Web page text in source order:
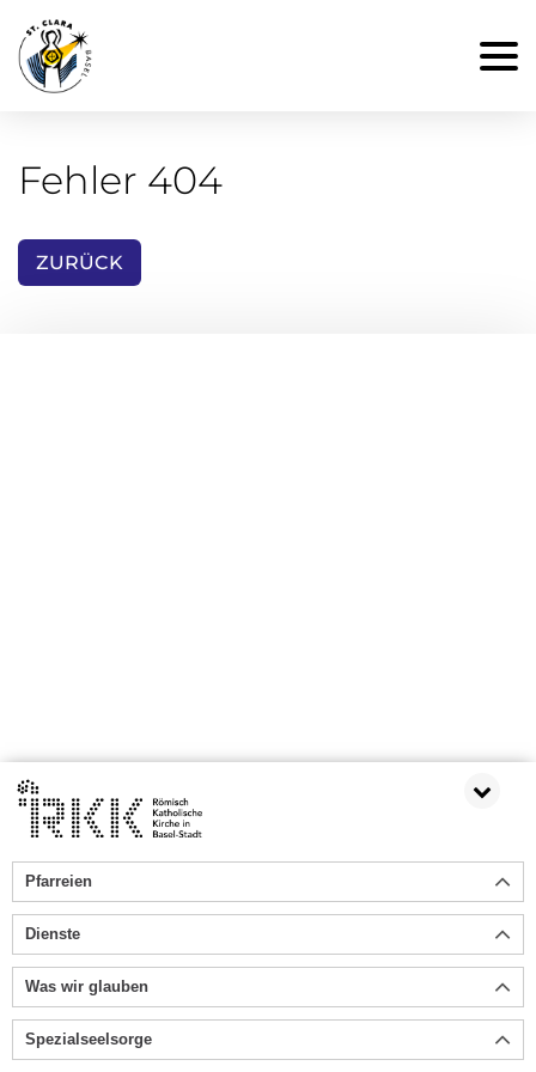
Fehler 404
ZURÜCK
Pfarreien
Dienste
Was wir glauben
Spezialseelsorge